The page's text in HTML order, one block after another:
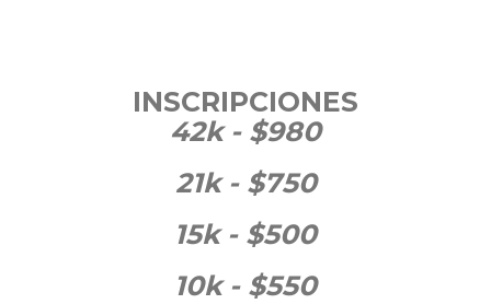
INSCRIPCIONES
42k - $980
21k - $750
15k - $500
10k - $550